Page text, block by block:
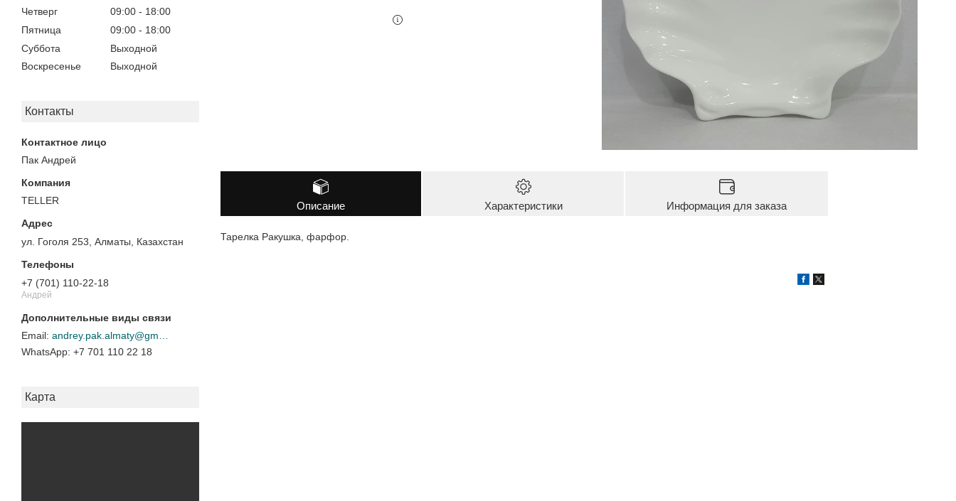
Четверг
09:00
18:00
Пятница
09:00
18:00
Суббота
Выходной
Воскресенье
Выходной
Контакты
Пак Андрей
TELLER
ул. Гоголя 253, Алматы, Казахстан
+7 (701) 110-22-18
Андрей
+7 701 110 22 18
Карта
Описание Характеристики Информация для заказа
Тарелка Ракушка, фарфор.